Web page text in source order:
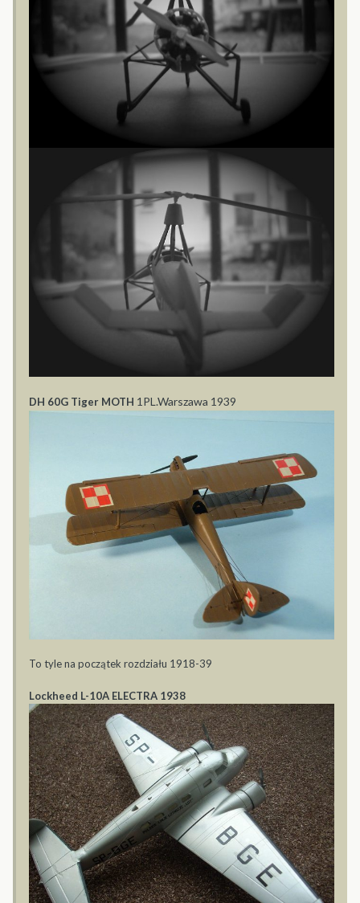
DH 60G Tiger MOTH 1PL.Warszawa 1939
To tyle na początek rozdziału 1918-39
Lockheed L-10A ELECTRA 1938